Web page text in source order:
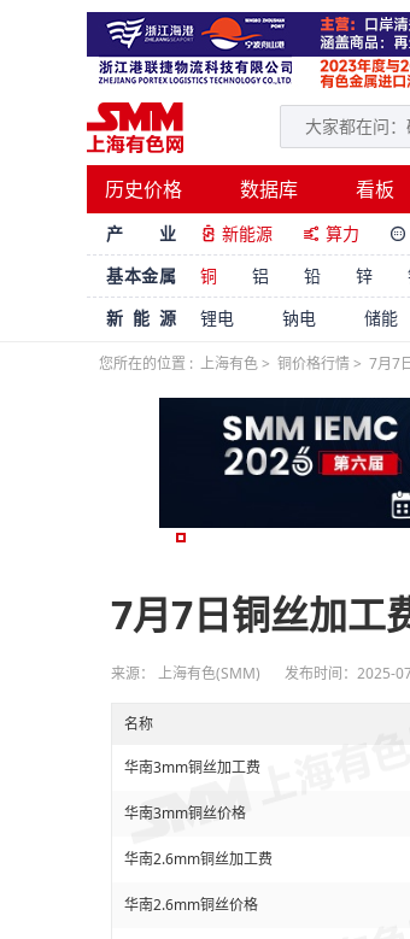
历史价格 数据库 看板
产 业  新能源  算力 
基本金属
铜 铝 铅 锌
新能源
锂电 钠电 储能
您所在的位置 : 上海有色> 铜价格行情> 7月7
7月7日铜丝加工
来源： 上海有色(SMM) 发布时间：2025-
名称
华南3mm铜丝加工费
华南3mm铜丝价格
华南2.6mm铜丝加工费
华南2.6mm铜丝价格